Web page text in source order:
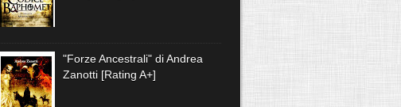
"Forze Ancestrali" di Andrea
Zanotti [Rating A+]